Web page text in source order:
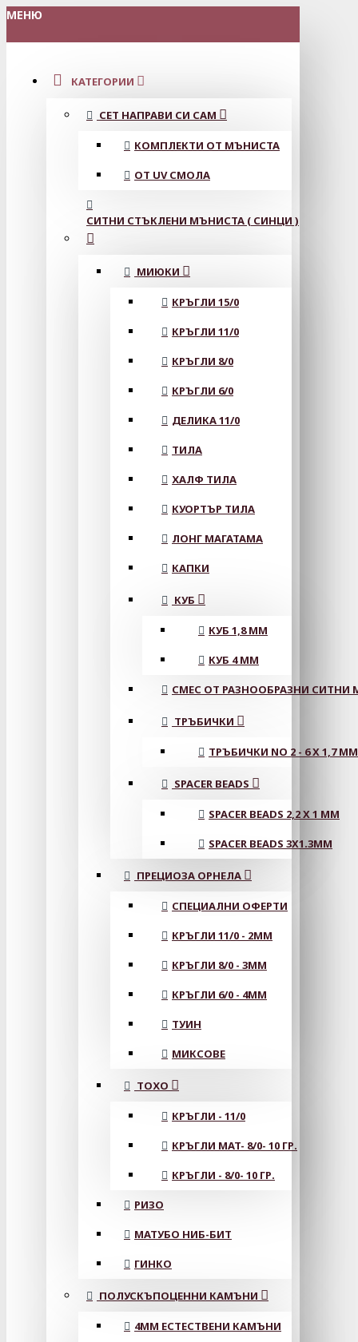
МЕНЮ
КАТЕГОРИИ
СЕТ НАПРАВИ СИ САМ
КОМПЛЕКТИ ОТ МЪНИСТА
ОТ UV СМОЛА
СИТНИ СТЪКЛЕНИ МЪНИСТА ( СИНЦИ )
МИЮКИ
КРЪГЛИ 15/0
КРЪГЛИ 11/0
КРЪГЛИ 8/0
КРЪГЛИ 6/0
ДЕЛИКА 11/0
ТИЛА
ХАЛФ ТИЛА
КУОРТЪР ТИЛА
ЛОНГ МАГАТАМА
КАПКИ
КУБ
КУБ 1,8 ММ
КУБ 4 ММ
СМЕС ОТ РАЗНООБРАЗНИ СИТНИ
ТРЪБИЧКИ
ТРЪБИЧКИ NO 2 - 6 X 1,7 MM
SPACER BEADS
SPACER BEADS 2,2 X 1 MM
SPACER BEADS 3X1.3MM
ПРЕЦИОЗА ОРНЕЛА
СПЕЦИАЛНИ ОФЕРТИ
КРЪГЛИ 11/0 - 2MM
КРЪГЛИ 8/0 - 3MM
КРЪГЛИ 6/0 - 4MM
ТУИН
МИКСОВЕ
ТОХО
КРЪГЛИ - 11/0
КРЪГЛИ MAT- 8/0- 10 ГР.
КРЪГЛИ - 8/0- 10 ГР.
РИЗО
МАТУБО НИБ-БИТ
ГИНКО
ПОЛУСКЪПОЦЕННИ КАМЪНИ
4MM ЕСТЕСТВЕНИ КАМЪНИ